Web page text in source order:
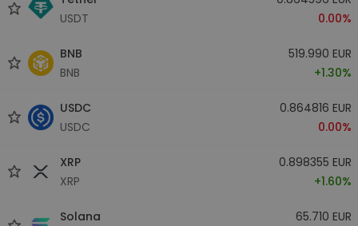
USDT
0.00%
BNB
BNB
519.990 EUR
+1.30%
USDC
USDC
0.864816 EUR
0.00%
XRP
XRP
0.898355 EUR
+1.60%
Solana
65.710 EUR